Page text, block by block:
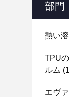
部門
熱い
TPU
ルム
エヴ